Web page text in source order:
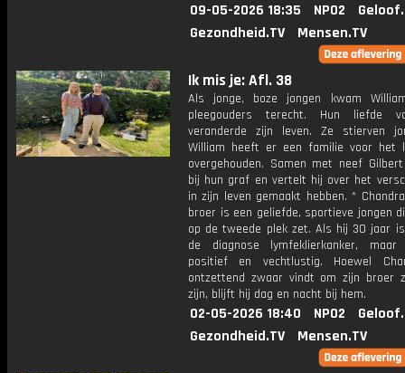
09-05-2026 18:35 NPO2
Gezondheid.TV
Mensen.TV
Ik mis je: Afl. 38
Als jonge, boze jongen kwam
pleegouders terecht. Hun liefde
veranderde zijn leven. Ze stierven
William heeft er een familie voor het
overgehouden. Samen met neef
bij hun graf en vertelt hij over het
in zijn leven gemaakt hebben. *
broer is een geliefde, sportieve jongen
op de tweede plek zet. Als hij 30 jaar
de diagnose lymfeklierkanker,
positief en vechtlustig. Hoewel
ontzettend zwaar vindt om zijn broer
zijn, blijft hij dag en nacht bij hem.
02-05-2026 18:40 NPO2
Gezondheid.TV
Mensen.TV